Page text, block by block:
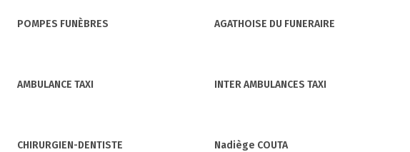
POMPES FUNÈBRES AGATHOISE DU FUNERAIRE
AMBULANCE TAXI INTER AMBULANCES TAXI
CHIRURGIEN-DENTISTE Nadiège COUTA